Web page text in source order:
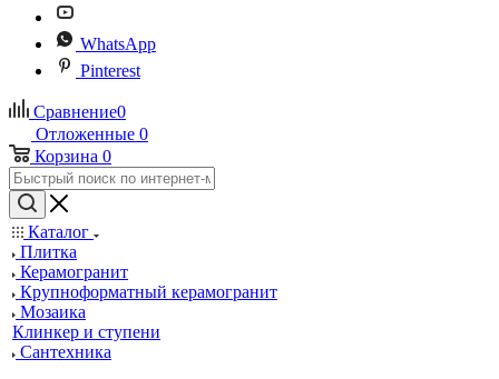
WhatsApp
Pinterest
Сравнение0
Отложенные 0
Корзина 0
Каталог
Плитка
Керамогранит
Крупноформатный керамогранит
Мозаика
Клинкер и ступени
Сантехника